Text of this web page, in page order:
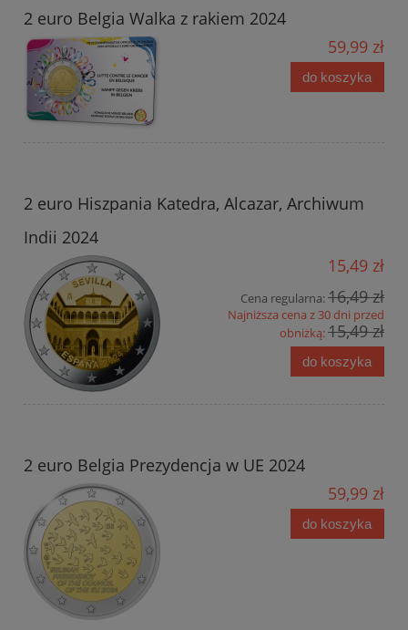
2 euro Belgia Walka z rakiem 2024
59,99 zł
do koszyka
2 euro Hiszpania Katedra, Alcazar, Archiwum
Indii 2024
15,49 zł
Cena regularna:16,49 zł
Najniższa cena z 30 dni przed
obniżką:15,49 zł
do koszyka
2 euro Belgia Prezydencja w UE 2024
59,99 zł
do koszyka